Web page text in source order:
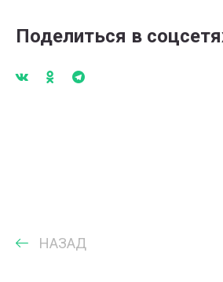
Поделиться в
НАЗАД